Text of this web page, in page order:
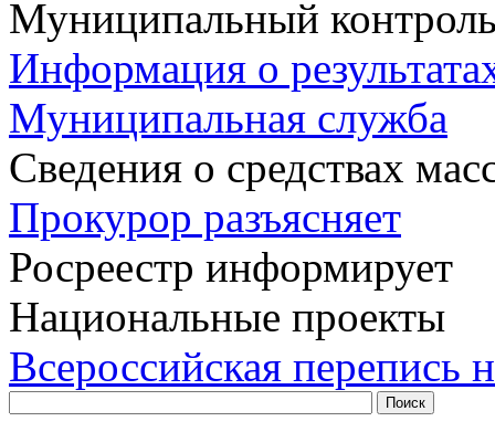
Муниципальный
Информация о
Муниципальная служба
Сведения о средствах
Прокурор разъясняет
Росреестр информирует
Национальные проекты
Всероссийская перепись